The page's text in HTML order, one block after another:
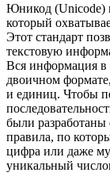
Юникод (Unicode)
который
Этот стандарт
текстовую
Вся информация в
двоичном
и единиц. Чтобы
были разработаны
правила, по
цифра или даже
уникальный